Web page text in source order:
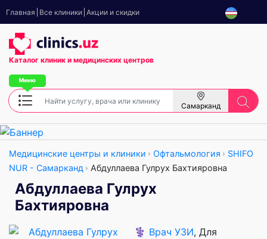
Главная Все клиники Акции и скидки
Каталог клиник и медицинских центров
Самарканд
Медицинские центры и клиники Офтальмология
SHIFO
NUR - Самарканд
Абдуллаева Гулрух Бахтияровна
Абдуллаева Гулрух
Бахтияровна
⚕️ Врач УЗИ, Для